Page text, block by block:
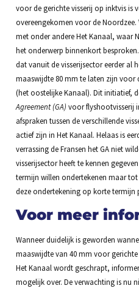
voor de gerichte visserij op inktvis is
overeengekomen voor de
met onder andere Het Kanaal, waar
het onderwerp binnenkort
dat vanuit de visserijsector eerder al
maaswijdte 80 mm te laten zijn voor
(het oostelijke Kanaal). Dit initiatief,
Agreement (GA) voor flyshootvisserij
afspraken tussen de verschillende
actief zijn in Het Kanaal. Helaas is
verrassing de Fransen het GA niet
visserijsector heeft te kennen
termijn willen ondertekenen maar
deze ondertekening op korte termijn
Voor meer
Wanneer duidelijk is geworden
maaswijdte van 40 mm voor
Het Kanaal wordt geschrapt,
mogelijk over. De verwachting is nu